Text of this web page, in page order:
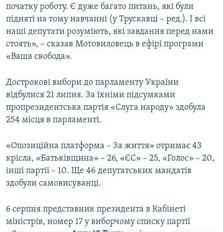
початку роботу. Є дуже багато питань, які були
підняті на тому навчанні (у Трускавці – ред.). І всі
наші депутати розуміють, які завдання перед нами
стоять», – сказав Мотовиловець в ефірі програми
«Ваша свобода».
Дострокові вибори до парламенту України
відбулися 21 липня. За їхніми підсумками
пропрезидентська партія «Слуга народу» здобула
254 місця в парламенті.
«Опозиційна платформа – За життя» отримає 43
крісла, «Батьківщина» – 26, «ЄС» – 25, «Голос» – 20,
інші партії – 10. Ще 46 депутатських мандатів
здобули самовисуванці.
6 серпня представник президента в Кабінеті
міністрів, номер 17 у виборчому списку партії